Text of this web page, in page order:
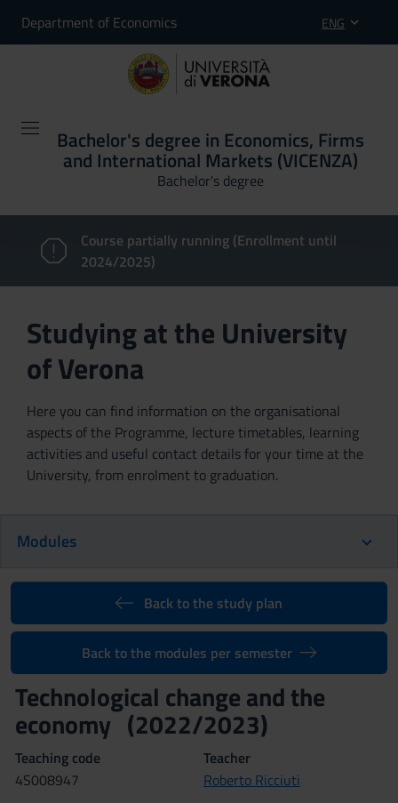
Department of Economics ENG
Bachelor's degree in Economics, Firms
and International Markets (VICENZA)
Bachelor's degree
Course partially running (Enrollment until
2024/2025)
Studying at the University
of Verona
Here you can find information on the organisational
aspects of the Programme, lecture timetables, learning
activities and useful contact details for your time at the
University, from enrolment to graduation.
Modules
Back to the study plan
Back to the modules per semester
Technological change and the
economy (2022/2023)
Teaching code
4S008947
Teacher
Roberto Ricciuti